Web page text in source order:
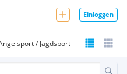
Einloggen
/ Jagdsport